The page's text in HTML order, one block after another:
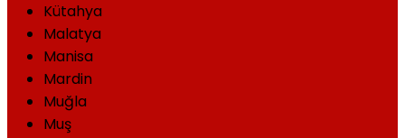
Kütahya
Malatya
Manisa
Mardin
Muğla
Muş